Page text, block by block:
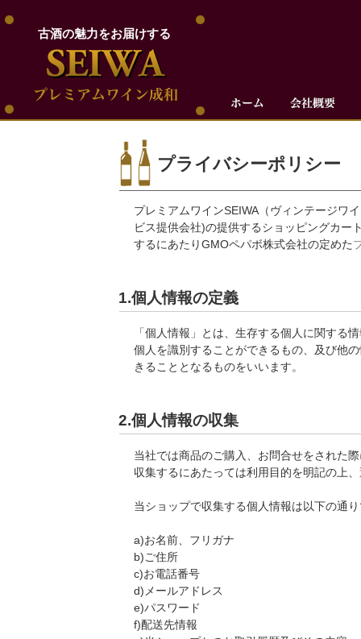
古酒の魅力をお届けする
プライバシーポリシー
プレミアムワインSEIWA（ヴィンテージワ
ビス提供会社)の提供するショッピングカ
するにあたりGMOペパボ株式会社の定めた
1.個人情報の定義
「個人情報」とは、生存する個人に関する
個人を識別することができるもの、及び他
きることとなるものをいいます。
2.個人情報の収集
当社では商品のご購入、お問合せをされた
収集するにあたっては利用目的を明記の上
当ショップで収集する個人情報は以下の通
a)お名前、フリガナ
b)ご住所
c)お電話番号
d)メールアドレス
e)パスワード
f)配送先情報